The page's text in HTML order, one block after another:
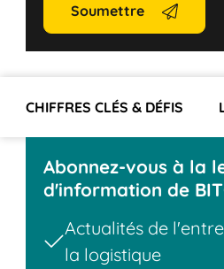
Soumettre
CHIFFRES CLÉS & DÉFIS
Abonnez-vous à la
d'information de
Actualités de
la logistique